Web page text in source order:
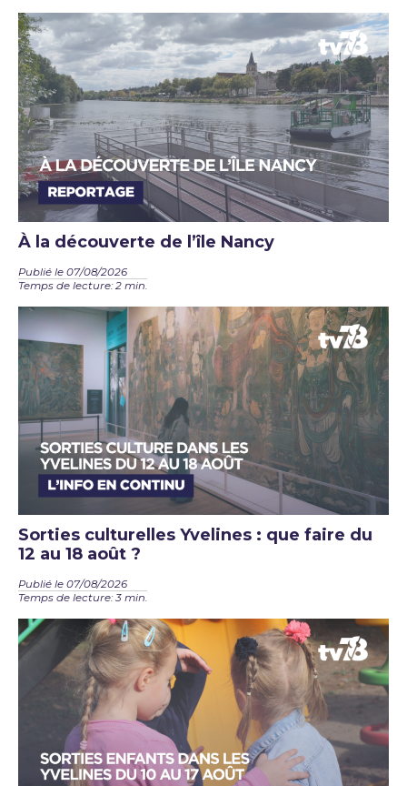
À la découverte de l’île Nancy
Publié le 07/08/2026
Temps de lecture: 2 min.
Sorties culturelles Yvelines : que faire du
12 au 18 août ?
Publié le 07/08/2026
Temps de lecture: 3 min.